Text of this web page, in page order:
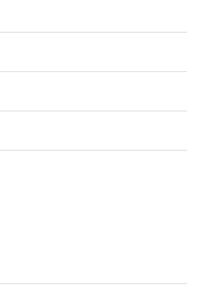
विष्णुदेव साय के नेतृत्व में स्वच्छ
और किसानों की आय…
अनुष्का को मिला नया